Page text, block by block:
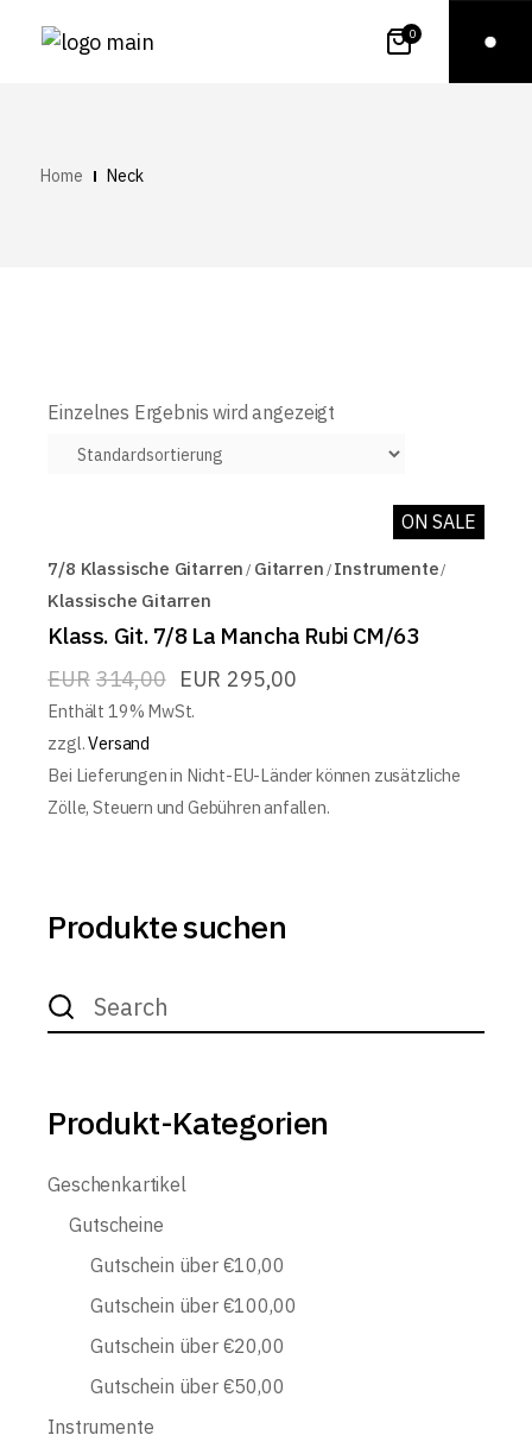
0
Home Neck
Einzelnes Ergebnis wird angezeigt
ON SALE
7/8 Klassische Gitarren Gitarren Instrumente
Klassische Gitarren
Klass. Git. 7/8 La Mancha Rubi CM/63
EUR 314,00 EUR 295,00
Enthält 19% MwSt.
zzgl.Versand
Bei Lieferungen in Nicht-EU-Länder können zusätzliche
Zölle, Steuern und Gebühren anfallen.
Produkte suchen
Search
for:
Produkt-Kategorien
Geschenkartikel
Gutscheine
Gutschein über €10,00
Gutschein über €100,00
Gutschein über €20,00
Gutschein über €50,00
Instrumente